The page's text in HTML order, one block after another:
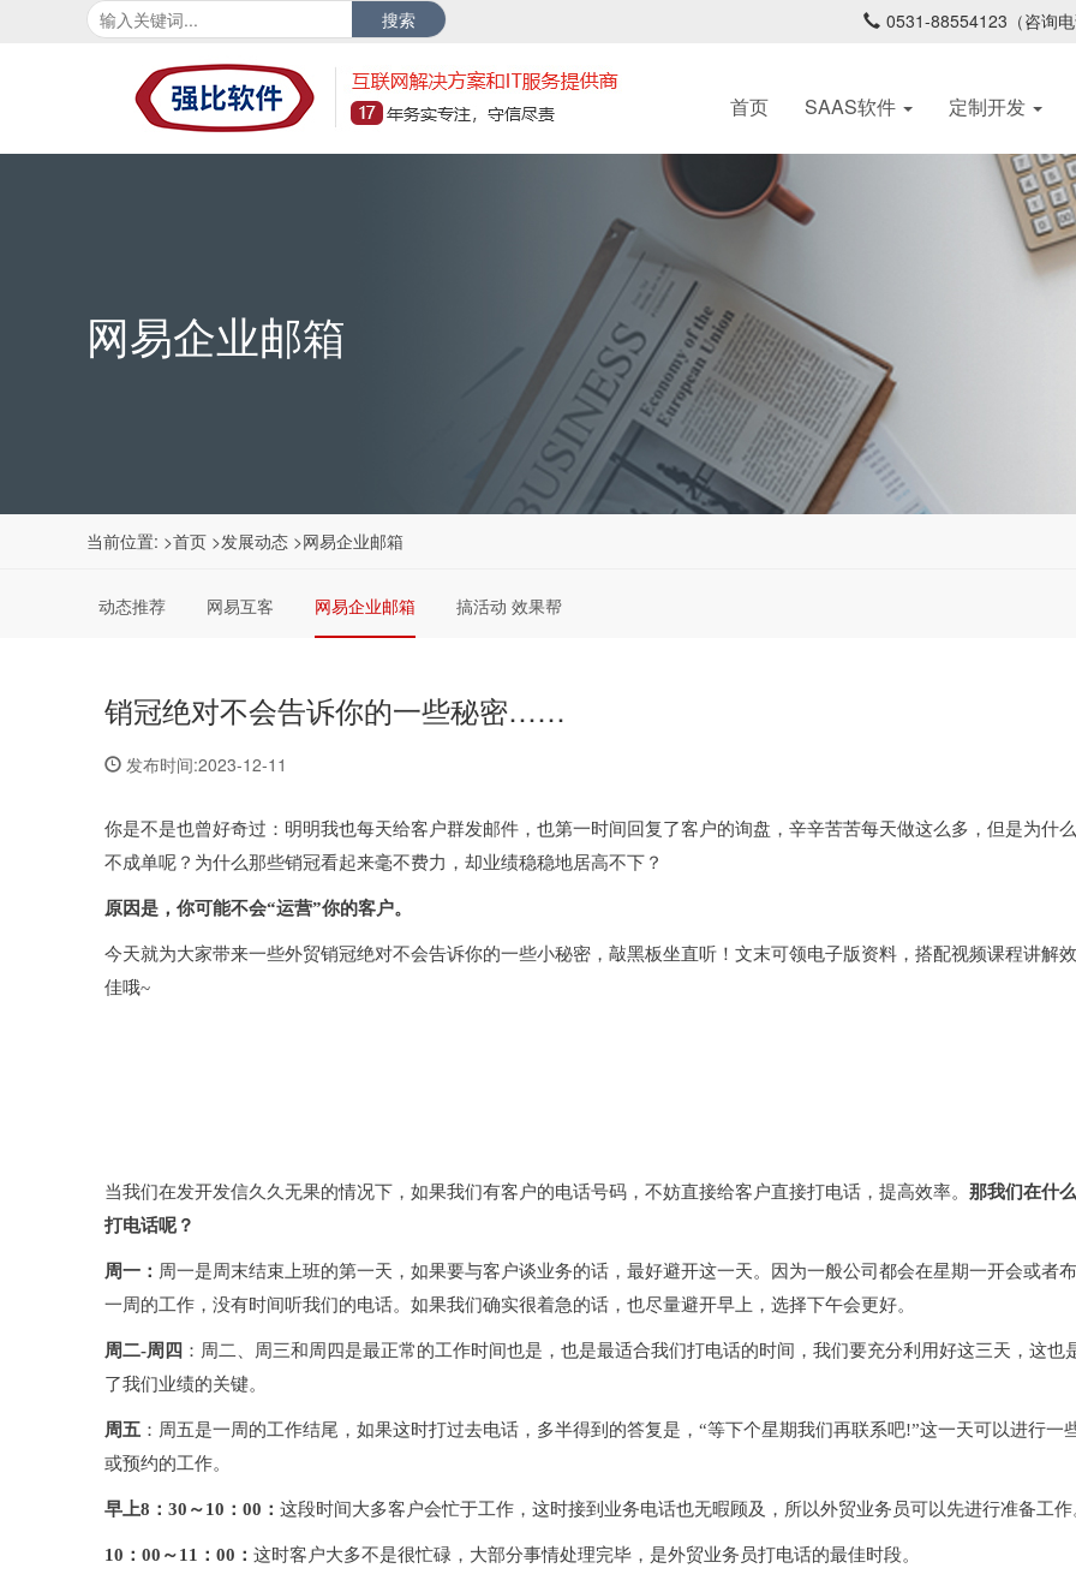
搜索 0531-88554123（咨询
首页 SAAS软件 定制开发
网易企业邮箱
当前位置: >首页 >发展动态 >网易企业邮箱
动态推荐 网易互客 网易企业邮箱 搞活动 效果帮
销冠绝对不会告诉你的一些秘密……
发布时间:2023-12-11
你是不是也曾好奇过：明明我也每天给客户群发邮件，也第一时间回复了客户的询盘，辛辛苦苦每天做这么多，但是为什
不成单呢？为什么那些销冠看起来毫不费力，却业绩稳稳地居高不下？
原因是，你可能不会“运营”你的客户。
今天就为大家带来一些外贸销冠绝对不会告诉你的一些小秘密，敲黑板坐直听！文末可领电子版资料，搭配视频课程讲解
佳哦~
当我们在发开发信久久无果的情况下，如果我们有客户的电话号码，不妨直接给客户直接打电话，提高效率。 那我们在什
打电话呢？
周一： 周一是周末结束上班的第一天，如果要与客户谈业务的话，最好避开这一天。因为一般公司都会在星期一开会或者
一周的工作，没有时间听我们的电话。如果我们确实很着急的话，也尽量避开早上，选择下午会更好。
周二-周四 ：周二、周三和周四是最正常的工作时间也是，也是最适合我们打电话的时间，我们要充分利用好这三天，这也
了我们业绩的关键。
周五 ：周五是一周的工作结尾 ，如果这时打过去电话，多半得到的答复是，“等下个星期我们再联系吧!”这一天可以进行一
或预约的工作。
早上8：30～10：00： 这段时间大多客户会忙于工作，这时接到业务电话也无暇顾及，所以外贸业务员可以先进行准备工作
10：00～11：00： 这时客户大多不是很忙碌，大部分事情处理完毕，是外贸业务员打电话的最佳时段。